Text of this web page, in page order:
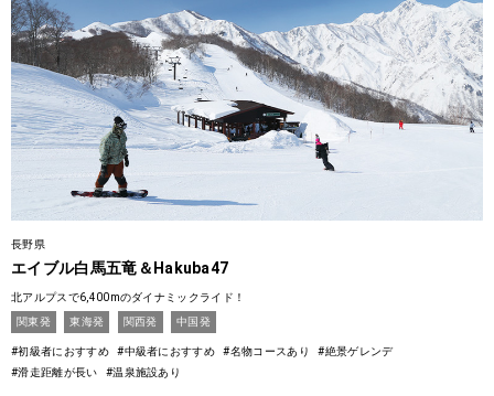
長野県
エイブル白馬五竜＆Hakuba47
北アルプスで6,400mのダイナミックライド！
関東発
東海発 関西発 中国発
#初級者におすすめ #中級者におすすめ #名物コースあり
#絶景ゲレンデ
#滑走距離が長い
#温泉施設あり